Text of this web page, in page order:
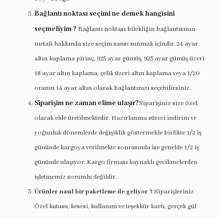
Bağlantı noktası seçimi ne demek hangisini
seçmeliyim ? Bağlantı noktası bilekliğin bağlantısının
metali hakkında size seçim sansı sunmak içindir. 24 ayar
altın kaplama pirinç, 925 ayar gümüş, 925 ayar gümüş üzeri
18 ayar altın kaplama, çelik üzeri altın kaplama veya 1/20
oranın 14 ayar altın olarak bağlantınızı seçebilirsiniz.
Siparişim ne zaman elime ulaşır?Siparişiniz size özel
olarak elde üretilmektedir. Hazırlanma süreci indirim ve
yoğunluk dönemlerde değişiklik göstermekle birlikte 1/2 iş
gününde kargoya verilmekte sonrasında ise genelde 1/2 iş
gününde ulaşıyor. Kargo firması kaynaklı gecikmelerden
işletmemiz sorumlu değildir.
Ürünler nasıl bir paketleme ile geliyor ? Siparişleriniz
Özel kutusu, kesesi, kullanım ve teşekkür kartı, gerçek gül